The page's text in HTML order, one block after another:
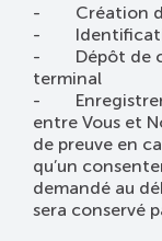
- Création
-
- Dépôt de
terminal
-
entre Vous et
de preuve en
qu’un
demandé au
sera conservé